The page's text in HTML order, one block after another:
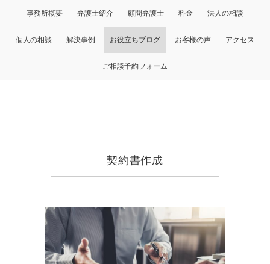
事務所概要 弁護士紹介 顧問弁護士 料金 法人の相談
個人の相談 解決事例 お役立ちブログ お客様の声 アクセス
ご相談予約フォーム
契約書作成